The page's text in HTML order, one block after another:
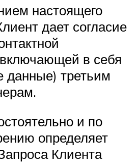
настоящего
дает согласие
в себя
данные) третьим
и по
определяет
Клиента